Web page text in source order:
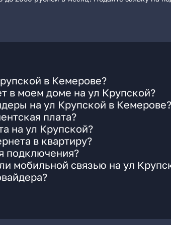
в Кемерове?
в моем доме на ул Крупской?
на ул Крупской в Кемерове?
плата?
на ул Крупской?
в квартиру?
подключения?
мобильной связью на ул